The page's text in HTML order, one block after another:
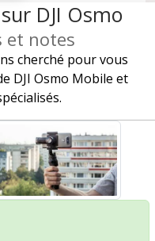
DJI Osmo
et notes
cherché pour vous
DJI Osmo Mobile et